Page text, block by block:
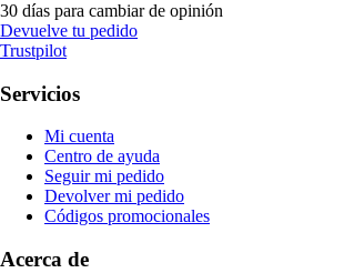
30 días para cambiar de opinión
Devuelve tu pedido
Trustpilot
Servicios
Mi cuenta
Centro de ayuda
Seguir mi pedido
Devolver mi pedido
Códigos promocionales
Acerca de